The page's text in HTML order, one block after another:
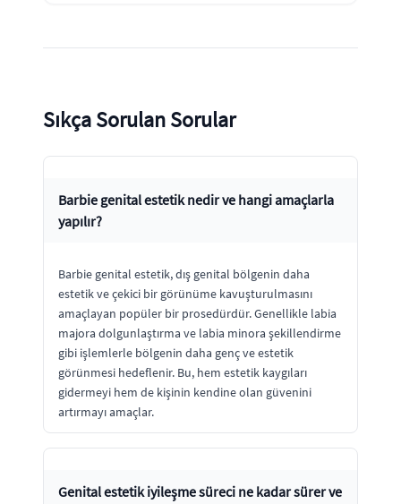
Sıkça Sorulan Sorular
Barbie genital estetik nedir ve hangi amaçlarla
yapılır?
Barbie genital estetik, dış genital bölgenin daha
estetik ve çekici bir görünüme kavuşturulmasını
amaçlayan popüler bir prosedürdür. Genellikle labia
majora dolgunlaştırma ve labia minora şekillendirme
gibi işlemlerle bölgenin daha genç ve estetik
görünmesi hedeflenir. Bu, hem estetik kaygıları
gidermeyi hem de kişinin kendine olan güvenini
artırmayı amaçlar.
Genital estetik iyileşme süreci ne kadar sürer ve